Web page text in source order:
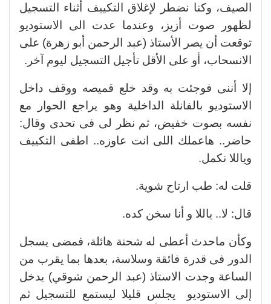
الصيف، وكنا نضطر لإغلاق التكييف أثناء التسجيل
لظهور صوت أزيز، وعندما عدت الى الاستوديو
توقعت أن يصر الأستاذ (عبد الرحمن أبو زهرة) على
الانسحاب، أو على الأقل تأجيل التسجيل ليوم آخر.
إلا أننى فوجئت به وقد خلع قميصه ووقف داخل
الاستوديو بالفانلة الداخلية وهو يراجع الحوار مع
نفسه بصوت خفيض، ثم نظر لى فى تحدى وقال:
حاضر.. هاعملك اللى انت عاوزه.. اطفى التكييف
وياللا نكمل.
قلت له: طب ارتاح شوية.
قال: لا.. ياللا و أنا سخن كده.
وكأن ماحدث أعطى له شحنة هائلة، فمضى يسجل
الدور فى قدرة فائقة وسلاسة، بعدها بما يقرب من
الساعة وجدت الاستاذ (عبد الرحمن شوقي) يدخل
إلى الاستوديو يجلس قليلا ليستمع للتسجيل ثم